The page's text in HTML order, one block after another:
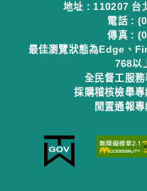
地址 : 110207 台
電話 :
傳真 :
最佳瀏覽狀態為Edge、
768以
全民督工服
採購稽核檢舉
閒置通報